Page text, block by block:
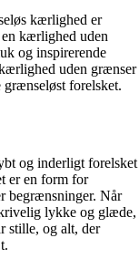
kærlighed er
kærlighed uden
og inspirerende
uden grænser
forelsket.
og inderligt forelsket
er en form for
begrænsninger. Når
lykke og glæde,
stille, og alt, der